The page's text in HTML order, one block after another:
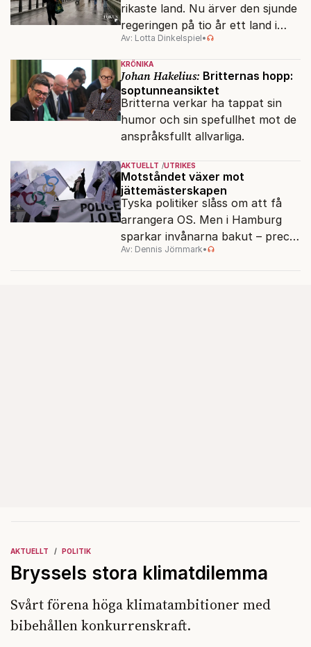
rikaste land. Nu ärver den sjunde
regeringen på tio år ett land i
politiskt och ekonomiskt kaos.
Av: Lotta Dinkelspiel•
KRÖNIKA
Johan Hakelius: Britternas hopp:
soptunneansiktet
Britterna verkar ha tappat sin
humor och sin spefullhet mot de
anspråksfullt allvarliga.
AKTUELLT UTRIKES
Motståndet växer mot
jättemästerskapen
Tyska politiker slåss om att få
arrangera OS. Men i Hamburg
sparkar invånarna bakut – precis
som de gjort tidigare i Paris,
Av: Dennis Jörnmark•
AKTUELLT POLITIK
Bryssels stora klimatdilemma
Svårt förena höga klimatambitioner med
bibehållen konkurrenskraft.